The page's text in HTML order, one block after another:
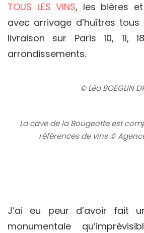
TOUS LES VINS, les bières
avec arrivage d’huîtres
livraison sur Paris 10, 11,
arrondissements.
© Léa BOEGLIN
La cave de la Bougeotte est
références de vins ©
J’ai eu peur d’avoir fait
monumentale